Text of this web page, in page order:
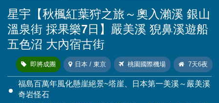
星宇【秋楓紅葉狩之旅～奧入瀨溪 銀山
溫泉街 採果樂7日】嚴美溪 猊鼻溪遊船
五色沼 大內宿古街
即將成團 日本 / 東京 桃園國際機場 7天6夜
福島百萬年風化懸崖絕景~塔崖、日本第一美溪～嚴美溪
奇岩怪石